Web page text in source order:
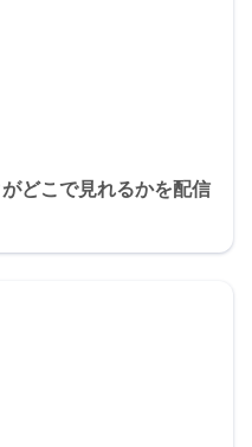
どこで見れるかを配信